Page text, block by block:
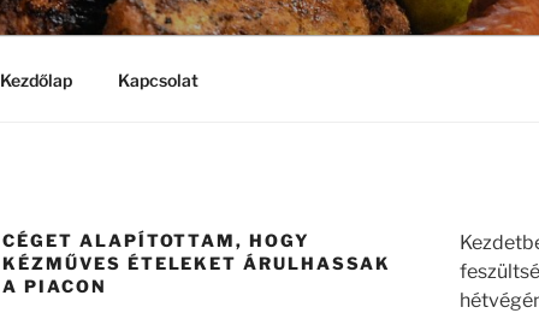
Kezdőlap Kapcsolat
CÉGET ALAPÍTOTTAM, HOGY
KÉZMŰVES ÉTELEKET ÁRULHASSAK
A PIACON